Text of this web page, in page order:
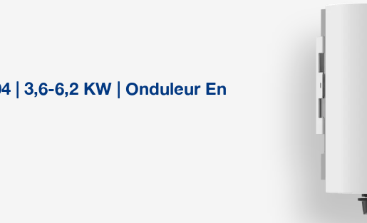
| 3,6-6,2 KW | Onduleur En